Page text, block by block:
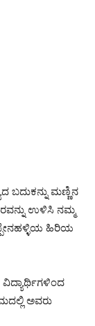
ಬದುಕನ್ನು ಮಣ್ಣಿನ
ಉಳಿಸಿ ನಮ್ಮ
ಹಿರಿಯ
ವಿದ್ಯಾರ್ಥಿಗಳಿಂದ
ಅವರು